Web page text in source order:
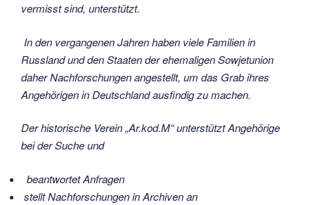
vermisst sind, unterstützt.
In den vergangenen Jahren haben viele Familien in
Russland und den Staaten der ehemaligen Sowjetunion
daher Nachforschungen angestellt, um das Grab ihres
Angehörigen in Deutschland ausfindig zu machen.
Der historische Verein „Ar.kod.M“ unterstützt Angehörige
bei der Suche und
beantwortet Anfragen
stellt Nachforschungen in Archiven an